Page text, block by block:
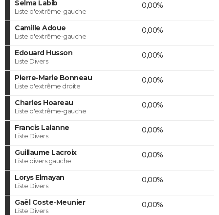
Selma Labib
Liste d'extrême-gauche
0,00%
Camille Adoue
Liste d'extrême-gauche
0,00%
Edouard Husson
Liste Divers
0,00%
Pierre-Marie Bonneau
Liste d'extrême droite
0,00%
Charles Hoareau
Liste d'extrême-gauche
0,00%
Francis Lalanne
Liste Divers
0,00%
Guillaume Lacroix
Liste divers gauche
0,00%
Lorys Elmayan
Liste Divers
0,00%
Gaël Coste-Meunier
Liste Divers
0,00%